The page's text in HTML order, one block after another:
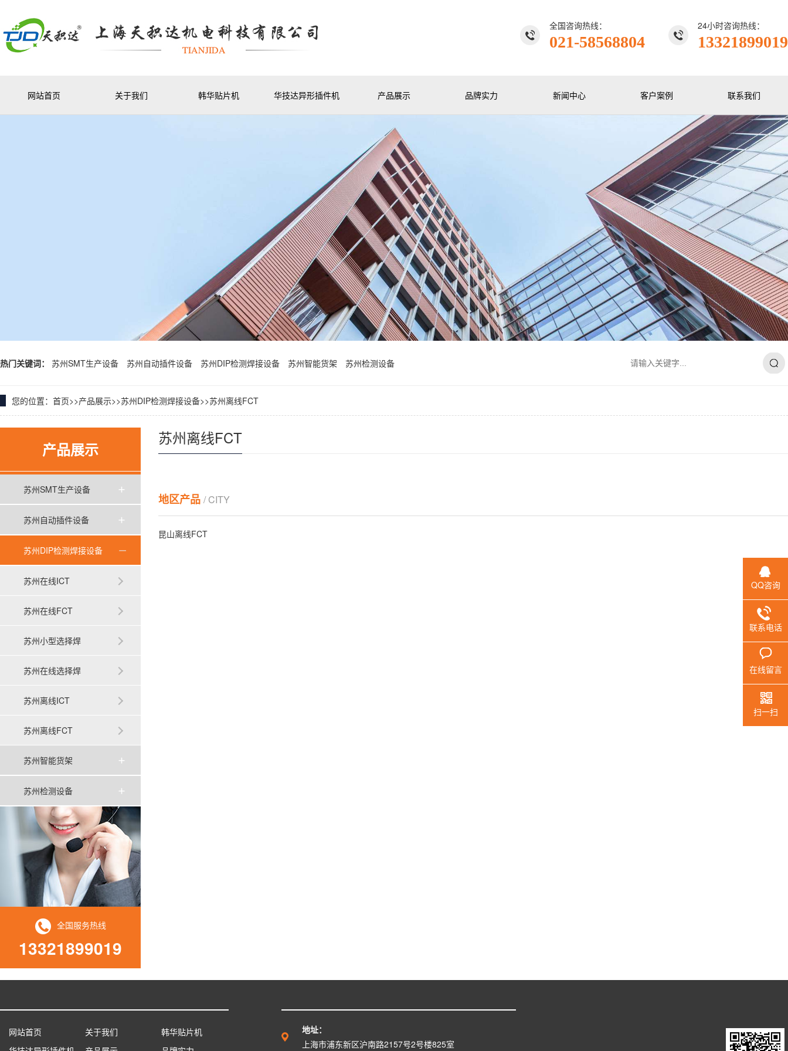
24小时咨询热线：
13321899019
全国咨询热线：
021-58568804
网站首页 关于我们 韩华贴片机 华技达异形插件机 产品展示 品牌实力 新闻中心 客户案例 联系我们
热门关键词： 苏州SMT生产设备 苏州自动插件设备 苏州DIP检测焊接设备 苏州智能货架 苏州检测设备
您的位置： 首页>>产品展示>>苏州DIP检测焊接设备>>苏州离线FCT
产品展示
苏州SMT生产设备
苏州自动插件设备
苏州DIP检测焊接设备
苏州在线ICT
苏州在线FCT
苏州小型选择焊
苏州在线选择焊
苏州离线ICT
苏州离线FCT
苏州智能货架
苏州检测设备
全国服务热线
13321899019
苏州离线FCT
地区产品 / CITY
昆山离线FCT
网站首页 关于我们
韩华贴片机
地址：
上海市浦东新区沪南路2157号2号楼825室
QQ咨询
联系电话
在线留言
扫一扫